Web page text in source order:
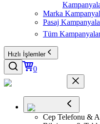
Marka
Pasaj
Tüm
Hızlı İşlemler
0
Cep Telefonu &